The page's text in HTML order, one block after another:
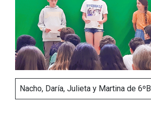
Nacho, Daría, Julieta y Martina de 6ºB